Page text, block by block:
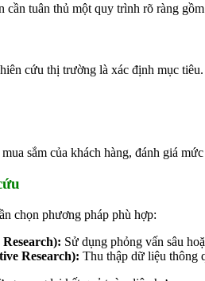
cần tuân thủ một quy trình rõ ràng
cứu thị trường là xác định mục
sắm của khách hàng, đánh giá
chọn phương pháp phù hợp:
Sử dụng phỏng vấn sâu
Research): Thu thập dữ liệu thông